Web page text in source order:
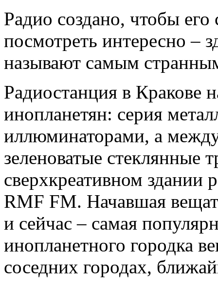
Радио создано, чтобы
посмотреть интересно –
называют самым
Радиостанция в Кракове
инопланетян: серия
иллюминаторами, а
зеленоватые стеклянные
сверхкреативном здании
RMF FM. Начавшая
и сейчас – самая
инопланетного городка
соседних городах,